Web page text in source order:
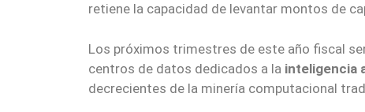
retiene la capacidad de levantar montos de
Los próximos trimestres de este año fiscal
centros de datos dedicados a la inteligencia
decrecientes de la minería computacional